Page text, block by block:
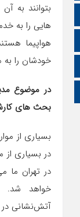
اینستاگرام
اطلاعات سایت
زبان انگلیسی
زبان عربی
بتوانند به
هایی را به
هواپیما
خودشان را
در موضوع
بحث های
بسیاری از
در بسیاری
در تهران ما
خواهد شد.
آتش‌نشانی